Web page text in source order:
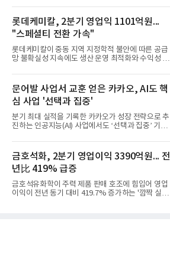
롯데케미칼, 2분기 영업익 1101억원...
"스페셜티 전환 가속"
롯데케미칼이 중동 지역 지정학적 불안에 따른 공급
망 불확실성 지속에도 생산 운영 최적화와 수익성 중
어갔다.롯데케미칼이 2026년 2분기 연결 기준 매출
액 5조6864억원, 영업이익 1101억원을 기록했다고 7
일 밝혔다. 사업별로는 기초화학 부문(롯데케미칼 기
초소재사업·LC타이탄·LC USA·롯데대산석화)이 매
출 3조9403억원, 영업이익 23억원을 기록했다. 정기
보수 영향과 원료 가격 변동에 따른 래깅 효과로 전분
기 대비 수익성은 둔화됐지만 흑자 전환 흐름을 유지
우호적인 환율 효과
문어발 사업서 교훈 얻은 카카오, AI도 핵
심 사업 '선택과 집중'
분기 최대 실적을 기록한 카카오가 성장 전략으로 추
진하는 인공지능(AI) 사업에서도 ‘선택과 집중’ 기조
라 투자에 나서는 것과 달리, 카카오는 ‘카카오톡’이
라는 플랫폼 경쟁력을 활용한 AI 에이전트 서비스에
집중하는 전략이다. 과거 무리한 사업 확장 과정에서
겪었던 시행착오를 되풀이하지 않고 핵심 역량에 집
중하겠다는 취지로 풀이된다.7일 업계에 따르면 카카
오는 올해 2분기 연결 기준 매출 2조985억원, 영업이
익 2770억원을 기록했다. 전년 동기 대비 매출과 영업
금호석화, 2분기 영업이익 3390억원... 전
년比 419% 급증
금호석유화학이 주력 제품 판매 호조에 힘입어 영업
이익이 전년 동기 대비 419.7% 증가하는 '깜짝 실